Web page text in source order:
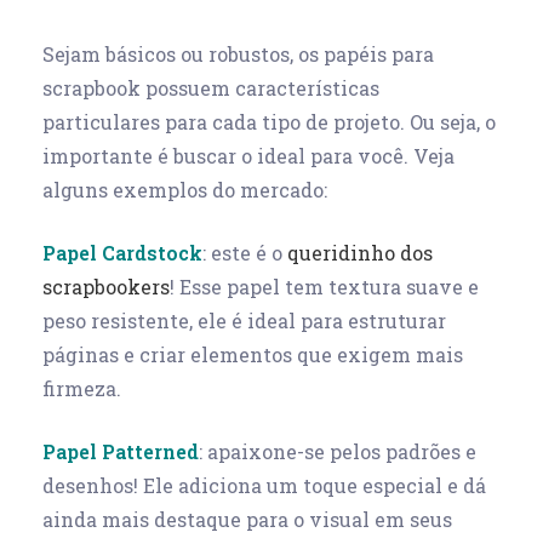
Sejam básicos ou robustos, os papéis para
scrapbook possuem características
particulares para cada tipo de projeto. Ou seja, o
importante é buscar o ideal para você. Veja
alguns exemplos do mercado:
Papel Cardstock: este é o queridinho dos
scrapbookers! Esse papel tem textura suave e
peso resistente, ele é ideal para estruturar
páginas e criar elementos que exigem mais
firmeza.
Papel Patterned: apaixone-se pelos padrões e
desenhos! Ele adiciona um toque especial e dá
ainda mais destaque para o visual em seus